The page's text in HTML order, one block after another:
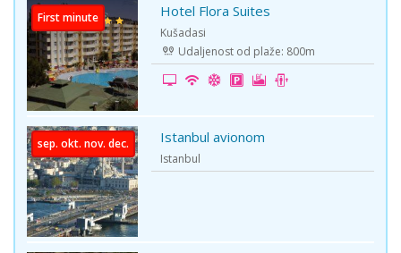
First minute Hotel Flora Suites
Kušadasi
Udaljenost od plaže: 800m
sep. okt. nov. dec. Istanbul avionom
Istanbul